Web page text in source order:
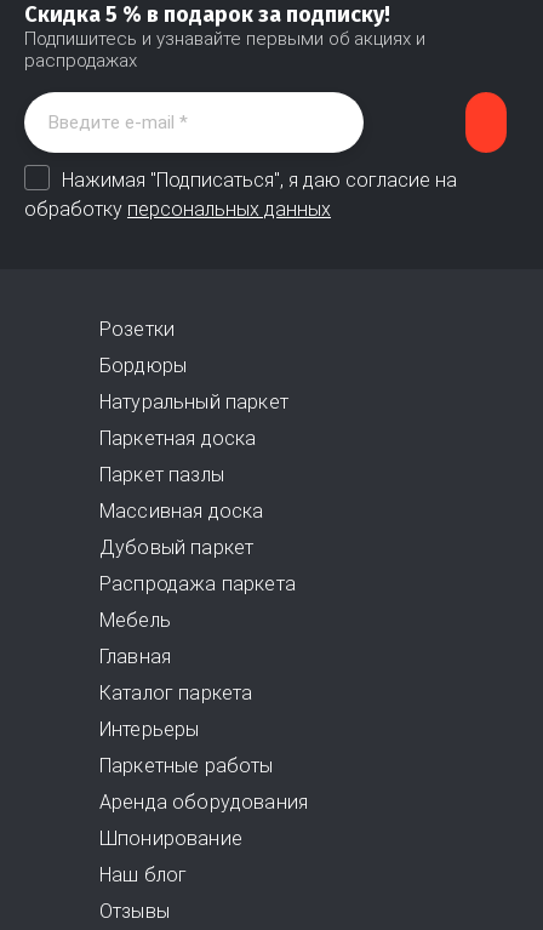
Скидка 5 % в подарок за подписку!
Подпишитесь и узнавайте первыми об акциях и
распродажах
Нажимая "Подписаться", я даю согласие на
обработку персональных данных
Розетки
Бордюры
Натуральный паркет
Паркетная доска
Паркет пазлы
Массивная доска
Дубовый паркет
Распродажа паркета
Мебель
Главная
Каталог паркета
Интерьеры
Паркетные работы
Аренда оборудования
Шпонирование
Наш блог
Отзывы